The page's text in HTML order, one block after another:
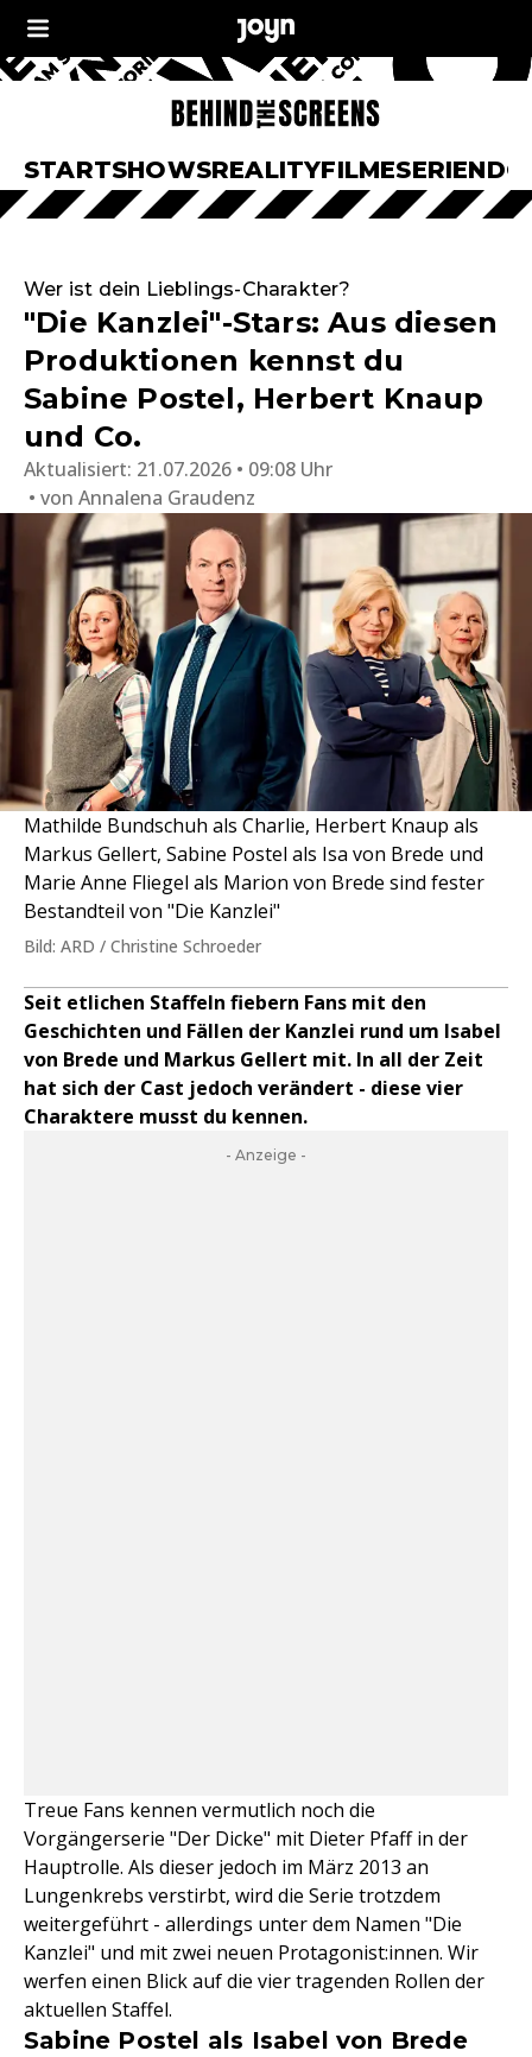
STARTSHOWSREALITYFILMESERIEN
Wer ist dein Lieblings-Charakter?
"Die Kanzlei"-Stars: Aus diesen
Produktionen kennst du
Sabine Postel, Herbert Knaup
und Co.
Aktualisiert: 21.07.2026 • 09:08 Uhr
von Annalena Graudenz
Mathilde Bundschuh als Charlie, Herbert Knaup als
Markus Gellert, Sabine Postel als Isa von Brede und
Marie Anne Fliegel als Marion von Brede sind fester
Bestandteil von "Die Kanzlei"
Bild: ARD / Christine Schroeder
Seit etlichen Staffeln fiebern Fans mit den
Geschichten und Fällen der Kanzlei rund um Isabel
von Brede und Markus Gellert mit. In all der Zeit
hat sich der Cast jedoch verändert - diese vier
Charaktere musst du kennen.
- Anzeige -
Treue Fans kennen vermutlich noch die
Vorgängerserie "Der Dicke" mit Dieter Pfaff in der
Hauptrolle. Als dieser jedoch im März 2013 an
Lungenkrebs verstirbt, wird die Serie trotzdem
weitergeführt - allerdings unter dem Namen "Die
Kanzlei" und mit zwei neuen Protagonist:innen. Wir
werfen einen Blick auf die vier tragenden Rollen der
aktuellen Staffel.
Sabine Postel als Isabel von Brede